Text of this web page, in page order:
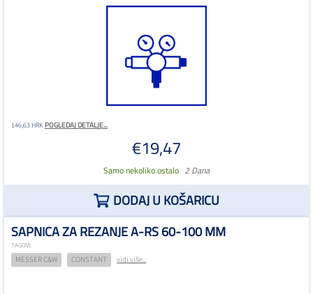
146,63 HRKPOGLEDAJ DETALJE...
€19,47
Samo nekoliko ostalo 2 Dana
DODAJ U KOŠARICU
SAPNICA ZA REZANJE A-RS 60-100 MM
TAGOVI:
MESSER C&W CONSTANT vidi više...